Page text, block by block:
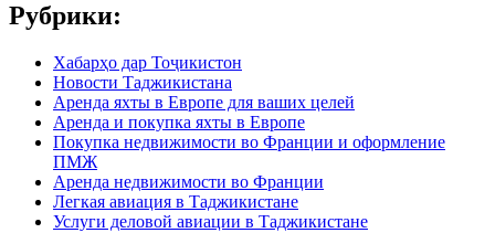
Рубрики:
Хабарҳо дар Тоҷикистон
Новости Таджикистана
Аренда яхты в Европе для ваших целей
Аренда и покупка яхты в Европе
Покупка недвижимости во Франции и оформление
ПМЖ
Аренда недвижимости во Франции
Легкая авиация в Таджикистане
Услуги деловой авиации в Таджикистане